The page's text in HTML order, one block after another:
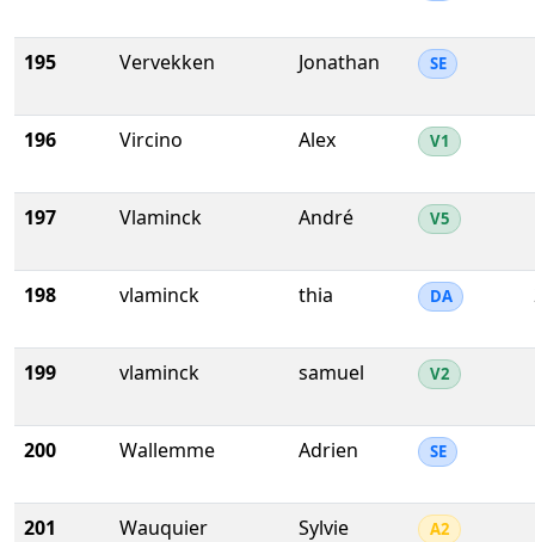
195 Vervekken Jonathan SE
196 Vircino Alex V1
197 Vlaminck André V5
198 vlaminck thia DA
199 vlaminck samuel V2
200 Wallemme Adrien SE
201 Wauquier Sylvie A2